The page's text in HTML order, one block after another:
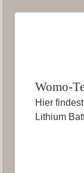
Womo-
Hier
Lithium